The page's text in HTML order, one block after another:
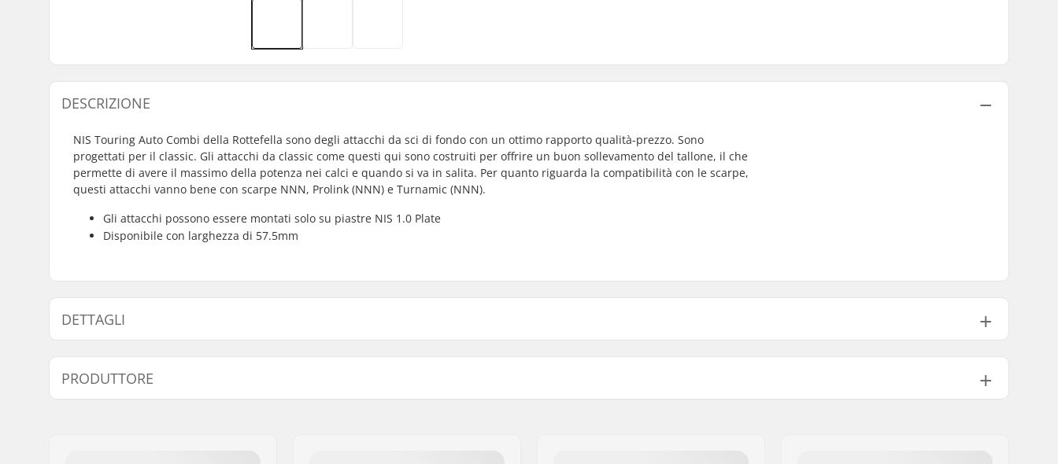
DESCRIZIONE
NIS Touring Auto Combi della Rottefella sono degli attacchi da sci di fondo con un ottimo rapporto qualità-prezzo. Sono
progettati per il classic. Gli attacchi da classic come questi qui sono costruiti per offrire un buon sollevamento del tallone, il che
permette di avere il massimo della potenza nei calci e quando si va in salita. Per quanto riguarda la compatibilità con le scarpe,
questi attacchi vanno bene con scarpe NNN, Prolink (NNN) e Turnamic (NNN).
Gli attacchi possono essere montati solo su piastre NIS 1.0 Plate
Disponibile con larghezza di 57.5mm
DETTAGLI
Tipo di Sci:
Classico
Scarponi Compatibili:
(NNN)
Peso - pr. paio:
279g
Plate
PRODUTTORE